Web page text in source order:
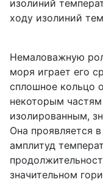
изолиний
ходу изолиний
Немаловажную
моря играет его
сплошное кольцо
некоторым
изолированным,
Она проявляется
амплитуд
значительном